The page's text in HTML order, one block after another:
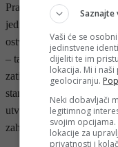
Pravo na povrat PDV-a
jednom dobila povrat
ostvaren kao za člana
– tada može dobiti
zatim lice koje ne
stana, plaćena cijena
utvrdi da na prevarama
zahtjev za povrat PDV-a
Saznajte
Vaši će se
jedinstvene
dijeliti te im
lokacija. Mi i
geolociranju.
Neki dobavljači
legitimnog
svojim
lokacije za
privatnosti i